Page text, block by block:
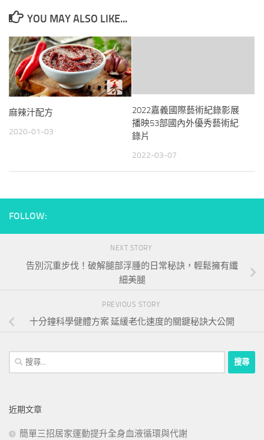
YOU MAY ALSO LIKE...
麻辣汁配方
2020-01-03
2022嘉義國際藝術紀錄影展
播映53部國內外優秀藝術紀
錄片
2022-03-07
FOLLOW:
NEXT STORY
告別沉重步伐！破解腿部浮腫的日常秘訣，輕鬆擁有纖
細美腿
PREVIOUS STORY
十分鐘科學健體方案 延緩老化速度的關鍵秘訣大公開
搜
尋
字:
近期文章
簡單三招居家運動提升全身血液循環與代謝